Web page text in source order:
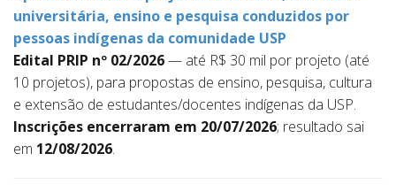
universitária, ensino e pesquisa conduzidos por
pessoas indígenas da comunidade USP
Edital PRIP nº 02/2026— até R$ 30 mil por projeto (até
10 projetos), para propostas de ensino, pesquisa, cultura
e extensão de estudantes/docentes indígenas da USP.
Inscrições encerraram em 20/07/2026; resultado sai
em 12/08/2026.